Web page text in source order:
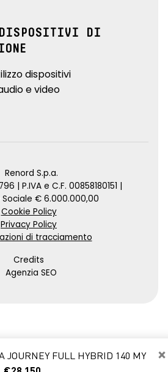
×
JOURNEY FULL HYBRID 140 MY
DI
dispositivi
e video
Renord S.p.a.
| P.IVA e C.F. 00858180151 |
€ 6.000.000,00
Cookie Policy
Privacy Policy
di tracciamento
Credits
Agenzia SEO